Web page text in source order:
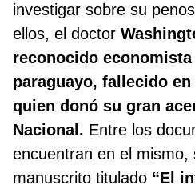
investigar sobre su
ellos, el doctor
reconocido
paraguayo, fallecido
quien donó su gran
Nacional. Entre los
encuentran en el mismo,
manuscrito titulado “El